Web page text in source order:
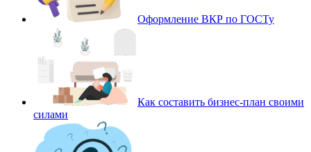
Оформление ВКР по ГОСТу
Как составить бизнес-план своими
силами